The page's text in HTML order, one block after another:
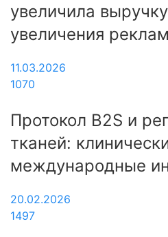
увеличила
увеличения
11.03.2026
1070
Протокол B2S и
тканей:
международные
20.02.2026
1497